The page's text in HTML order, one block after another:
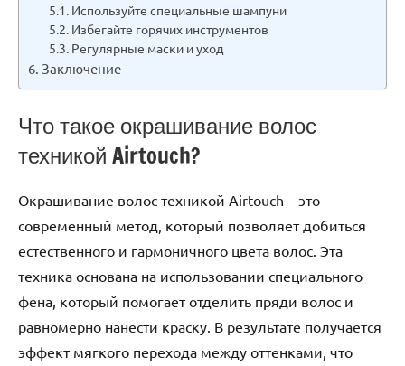
Используйте специальные шампуни
Избегайте горячих инструментов
Регулярные маски и уход
Заключение
Что такое окрашивание волос
техникой Airtouch?
Окрашивание волос техникой Airtouch – это
современный метод, который позволяет добиться
естественного и гармоничного цвета волос. Эта
техника основана на использовании специального
фена, который помогает отделить пряди волос и
равномерно нанести краску. В результате получается
эффект мягкого перехода между оттенками, что